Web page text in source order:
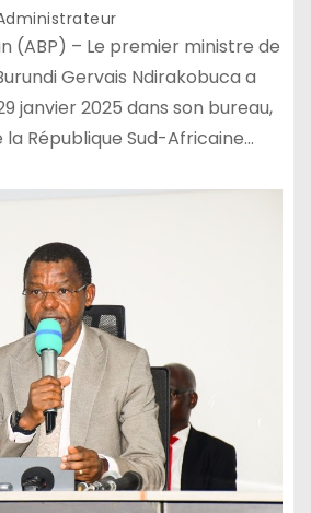
(ABP) – Le premier ministre de
Gervais Ndirakobuca a
janvier 2025 dans son bureau,
la République Sud-Africaine…